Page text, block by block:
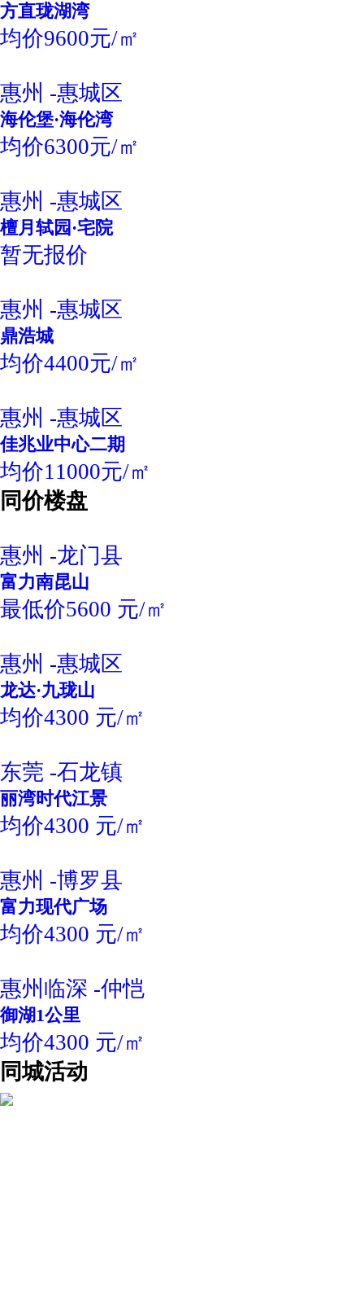
方直珑湖湾
均价9600元/㎡
惠州 -惠城区
海伦堡·海伦湾
均价6300元/㎡
惠州 -惠城区
檀月轼园·宅院
暂无报价
惠州 -惠城区
鼎浩城
均价4400元/㎡
惠州 -惠城区
佳兆业中心二期
均价11000元/㎡
同价楼盘
惠州 -龙门县
富力南昆山
最低价5600 元/㎡
惠州 -惠城区
龙达·九珑山
均价4300 元/㎡
东莞 -石龙镇
丽湾时代江景
均价4300 元/㎡
惠州 -博罗县
富力现代广场
均价4300 元/㎡
惠州临深 -仲恺
御湖1公里
均价4300 元/㎡
同城活动